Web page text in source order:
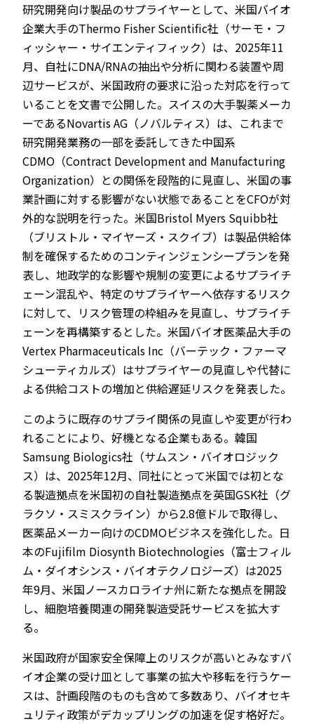
研究開発向け製品のサプライヤーとして、米国バイオ
企業大手のThermo Fisher Scientific社（サーモ・フ
ィッシャー・サイエンティフィック）は、2025年11
月、自社にDNA/RNAの抽出や分析に関わる装置や周
辺サービスが、米国政府の要求に沿った対応を行って
いることを文書で公開した。スイスの大手製薬メーカ
ーであるNovartis AG（ノバルティス）は、これまで
研究開発業務の一部を委託してきた中国系
CDMO（Contract Development and Manufacturing
Organization）との関係を段階的に見直し、米国の事
業計画に対する影響がない状態であることをCFOが対
外的な説明を行った。米国Bristol Myers Squibb社
（ブリストル・マイヤーズ・スクイブ）は製品供給体
制を確保するためのコンティンジェンシープランを発
表し、地政学的な影響や規制の変更によるサプライチ
ェーン混乱や、特定のサプライヤーへ依存するリスク
に対して、リスク管理の枠組みを見直し、サプライチ
ェーンを再構築するとした。米国バイオ医薬品大手の
Vertex Pharmaceuticals Inc（バーテック・ファーマ
シューティカルズ）はサプライヤーの見直しや代替に
よる供給コストの増加と供給遅延リスクを発表した。
このように既存のサプライ関係の見直しや変更が行わ
れることにより、好機となる企業もある。韓国
Samsung Biologics社（サムスン・バイオロジック
ス）は、2025年12月、同社にとって米国では初とな
る製造拠点を米国初の自社製造拠点を英国GSK社（グ
ラクソ・スミスクライン）から2.8億ドルで取得し、
医薬品メーカー向けのCDMOビジネスを強化した。日
本のFujifilm Diosynth Biotechnologies（富士フィル
ム・ダイオシンス・バイオテクノロジーズ）は2025
年9月、米国ノースカロライナ州に新たな拠点を開設
し、細胞培養関連の開発製造受託サービスを拡大す
る。
米国政府が国家安全保障上のリスクが高いとみなすバ
イオ企業の受け皿として事業の拡大や移転を行うケー
スは、計画段階のものも含めて多数あり、バイオセキ
ュリティ政策がデカップリングの加速を促す格好だ。